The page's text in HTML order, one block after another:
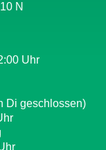
N
Uhr
Di geschlossen)